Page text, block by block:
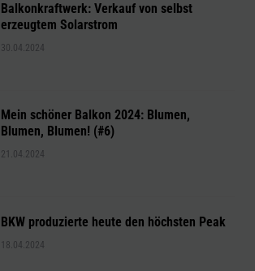
Balkonkraftwerk: Verkauf von selbst
erzeugtem Solarstrom
30.04.2024
Mein schöner Balkon 2024: Blumen,
Blumen, Blumen! (#6)
21.04.2024
BKW produzierte heute den höchsten Peak
18.04.2024